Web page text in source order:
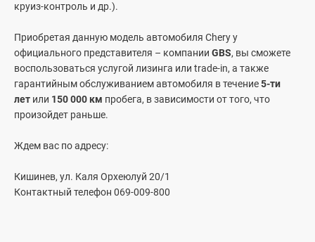
круиз-контроль и др.).
Приобретая данную модель автомобиля Chery у
официального представителя – компании GBS, вы сможете
воспользоваться услугой лизинга или trade-in, а также
гарантийным обслуживанием автомобиля в течение5-ти
лет или 150 000 км пробега, в зависимости от того, что
произойдет раньше.
Ждем вас по адресу:
Кишинев, ул. Каля Орхеюлуй 20/1
Контактный телефон 069-009-800